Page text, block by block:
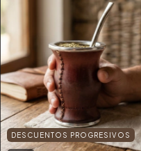
DESCUENTOS PROGRESIVOS